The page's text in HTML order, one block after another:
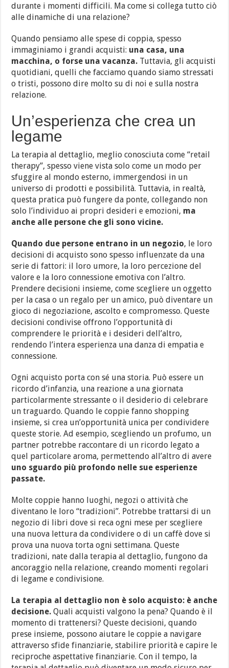
durante i momenti difficili. Ma come si collega tutto ciò
alle dinamiche di una relazione?
Quando pensiamo alle spese di coppia, spesso
immaginiamo i grandi acquisti: una casa, una
macchina, o forse una vacanza. Tuttavia, gli acquisti
quotidiani, quelli che facciamo quando siamo stressati
o tristi, possono dire molto su di noi e sulla nostra
relazione.
Un’esperienza che crea un
legame
La terapia al dettaglio, meglio conosciuta come “retail
therapy”, spesso viene vista solo come un modo per
sfuggire al mondo esterno, immergendosi in un
universo di prodotti e possibilità. Tuttavia, in realtà,
questa pratica può fungere da ponte, collegando non
solo l’individuo ai propri desideri e emozioni, ma
anche alle persone che gli sono vicine.
Quando due persone entrano in un negozio, le loro
decisioni di acquisto sono spesso influenzate da una
serie di fattori: il loro umore, la loro percezione del
valore e la loro connessione emotiva con l’altro.
Prendere decisioni insieme, come scegliere un oggetto
per la casa o un regalo per un amico, può diventare un
gioco di negoziazione, ascolto e compromesso. Queste
decisioni condivise offrono l’opportunità di
comprendere le priorità e i desideri dell’altro,
rendendo l’intera esperienza una danza di empatia e
connessione.
Ogni acquisto porta con sé una storia. Può essere un
ricordo d’infanzia, una reazione a una giornata
particolarmente stressante o il desiderio di celebrare
un traguardo. Quando le coppie fanno shopping
insieme, si crea un’opportunità unica per condividere
queste storie. Ad esempio, scegliendo un profumo, un
partner potrebbe raccontare di un ricordo legato a
quel particolare aroma, permettendo all’altro di avere
uno sguardo più profondo nelle sue esperienze
passate.
Molte coppie hanno luoghi, negozi o attività che
diventano le loro “tradizioni”. Potrebbe trattarsi di un
negozio di libri dove si reca ogni mese per scegliere
una nuova lettura da condividere o di un caffè dove si
prova una nuova torta ogni settimana. Queste
tradizioni, nate dalla terapia al dettaglio, fungono da
ancoraggio nella relazione, creando momenti regolari
di legame e condivisione.
La terapia al dettaglio non è solo acquisto: è anche
decisione. Quali acquisti valgono la pena? Quando è il
momento di trattenersi? Queste decisioni, quando
prese insieme, possono aiutare le coppie a navigare
attraverso sfide finanziarie, stabilire priorità e capire le
reciproche aspettative finanziarie. Con il tempo, la